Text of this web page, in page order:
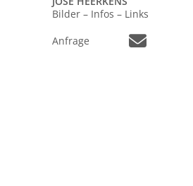
Bilder – Infos – Links
Anfrage